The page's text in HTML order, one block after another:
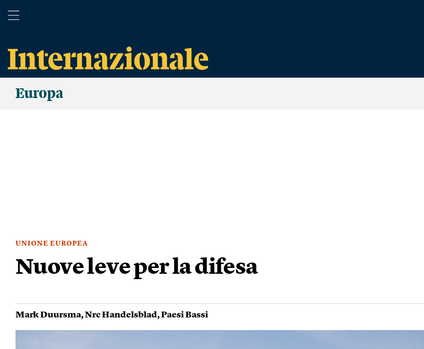
Europa
UNIONE EUROPEA
Nuove leve per la difesa
Mark Duursma,Nrc Handelsblad,Paesi Bassi